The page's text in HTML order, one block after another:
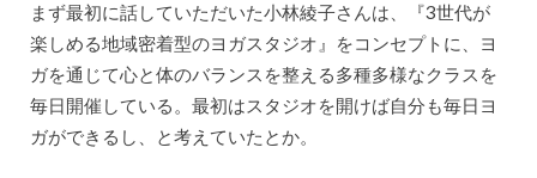
まず最初に話していただいた小林綾子さんは、『3世代が
楽しめる地域密着型のヨガスタジオ』をコンセプトに、ヨ
ガを通じて心と体のバランスを整える多種多様なクラスを
毎日開催している。最初はスタジオを開けば自分も毎日ヨ
ガができるし、と考えていたとか。